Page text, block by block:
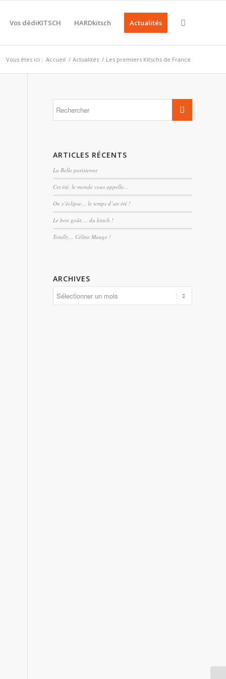
Vos dédiKITSCH HARDkitsch Actualités
Vous êtes ici : Accueil / Actualités / Les premiers Kitschs de France
ARTICLES RÉCENTS
La Belle parisienne
Cet été, le monde vous appelle…
On s’éclipse… le temps d’un été !
Le bon goût…. du kitsch !
Totally… Céline Mauge !
ARCHIVES